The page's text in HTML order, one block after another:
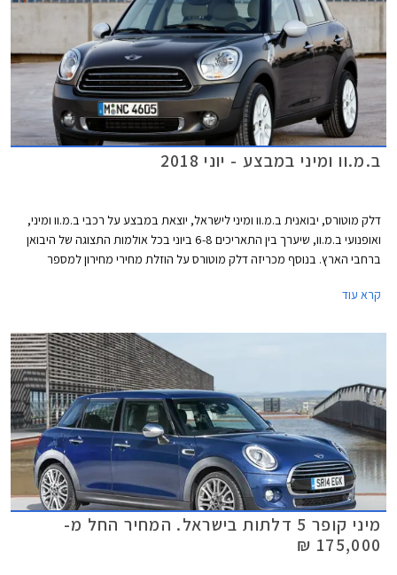
ב.מ.וו ומיני במבצע - יוני 2018
דלק מוטורס, יבואנית ב.מ.וו ומיני לישראל, יוצאת במבצע על רכבי ב.מ.וו ומיני,
ואופנועי ב.מ.וו, שיערך בין התאריכים 6-8 ביוני בכל אולמות התצוגה של היבואן
ברחבי הארץ. בנוסף מכריזה דלק מוטורס על הוזלת מחירי מחירון למספר
קרא עוד
מיני קופר 5 דלתות בישראל. המחיר החל מ-
175,000 ₪